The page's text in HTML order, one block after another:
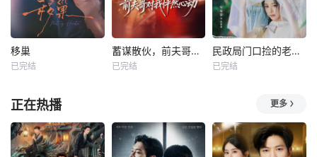
移巢
已完结
蓄谋散伙，前夫哥对我怦然心动
已完结
民政局门口捡的老公身份藏不住了
已完结
正在热播 更多